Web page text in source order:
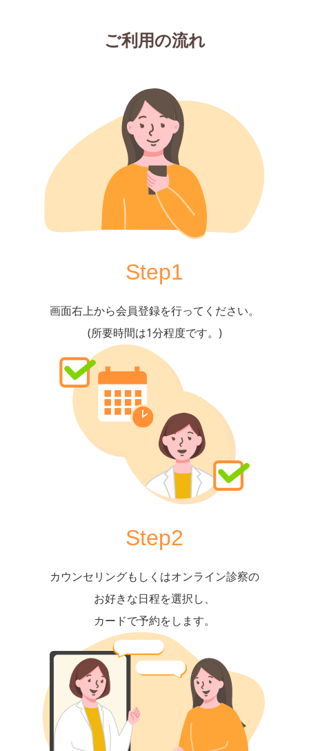
ご利用の流れ
Step1
画面右上から会員登録を行ってください。
(所要時間は1分程度です。)
Step2
カウンセリングもしくはオンライン診察の
お好きな日程を選択し、
カードで予約をします。